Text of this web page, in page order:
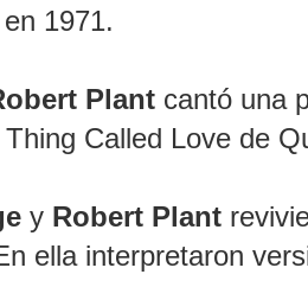
1971.
Plant cantó una
Called Love de
y Robert Plant
ella interpretaron